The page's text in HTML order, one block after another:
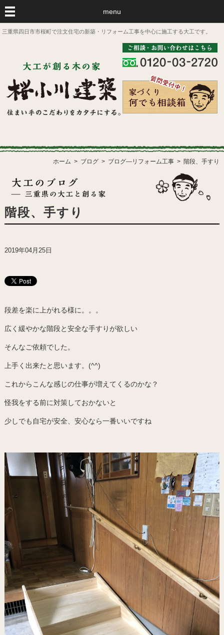
menu
三重県四日市市桜町で注文住宅の新築・リフォーム工事を中心に施工する大工です。
ホーム ブログ ブログ―リフォーム工事 階段、手すり
階段、手すり
2019年04月25日
段差を楽に上がれる様に。。。
広く緩やかな階段と安全な手すりが欲しい
そんなご依頼でした。
上手く出来たと思います。(^^)
これからこんな感じの仕事が増えてくるのかな？
怪我をする前に対策しておかないと
少しでも自宅が安全、安心なら一番いいですね